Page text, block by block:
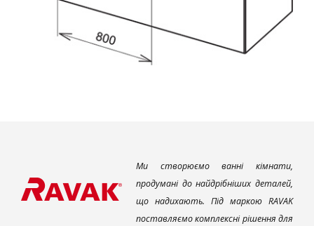
Ми створюємо ванні кімнати,
продумані до найдрібніших деталей,
що надихають. Під маркою RAVAK
поставляємо комплексні рішення для